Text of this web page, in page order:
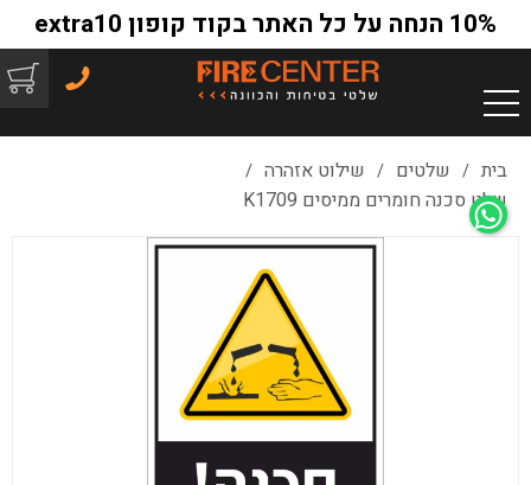
10% הנחה על כל האתר בקוד קופון extra10
בית / שלטים / שילוט אזהרה /
שלט סכנה חומרים ממיסים K1709